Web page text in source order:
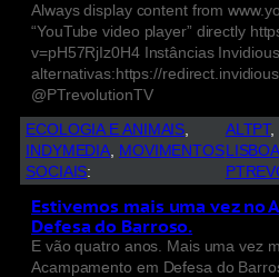
Always display content from
“YouTube video player” directly
v=pH57RjIz0H4 Instâncias Invidious
alternativas:https://
@PTrevolutionTV
ECOLOGIA E ANIMAIS
INDYMEDIA, MOVIMENTOS
SOCIAIS:
ALTPT,
LISBOA
Estivemos mais uma vez no
Defesa do Barroso.
E vão quatro anos. Mais uma vez
Acampamento em Defesa do